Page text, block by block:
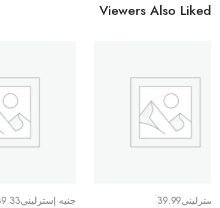
Viewers Also Liked
جنيه إسترليني جنيه